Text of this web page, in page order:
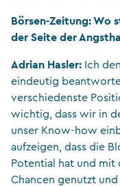
Börsen-Zeitung: Wo
der Seite der
Adrian Hasler: Ich
eindeutig
verschiedenste
wichtig, dass wir in
unser Know-how
aufzeigen, dass die
Potential hat und
Chancen genutzt